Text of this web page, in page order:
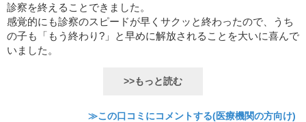
診察を終えることできました。
感覚的にも診察のスピードが早くサクッと終わったので、うち
の子も「もう終わり?」と早めに解放されることを大いに喜んで
いました。
>>もっと読む
≫この口コミにコメントする(医療機関の方向け)